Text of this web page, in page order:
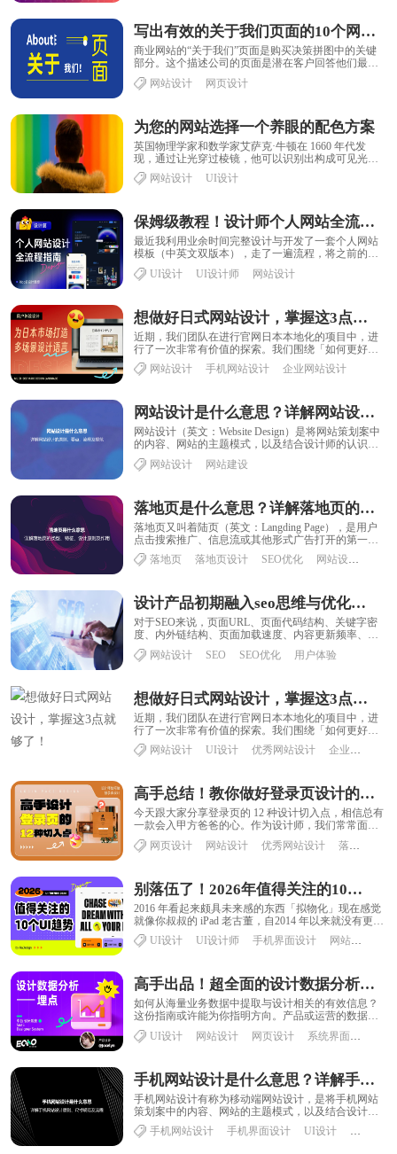
写出有效的关于我们页面的10个网站设计技巧
商业网站的“关于我们”页面是购买决策拼图中的关键
部分。这个描述公司的页面是潜在客户回答他们最后
几个问题的地方。这些问题将包括：我可以信任这
家......网站设计 网页设计
为您的网站选择一个养眼的配色方案
英国物理学家和数学家艾萨克·牛顿在 1660 年代发
现，通过让光穿过棱镜，他可以识别出构成可见光谱
的 7 种颜色：红色、橙色、黄色、绿色、蓝......
网站设计 UI设计
保姆级教程！设计师个人网站全流程指南：设计篇
最近我利用业余时间完整设计与开发了一套个人网站
模板（中英文双版本），走了一遍流程，将之前的想
法落地为可复用的开源方案，那么遵循尽善尽美的原
则......UI设计 UI设计师 网站设计
想做好日式网站设计，掌握这3点就够了！
近期，我们团队在进行官网日本本地化的项目中，进
行了一次非常有价值的探索。我们围绕「如何更好地
触达日本用户」这一目标，并行探索了两种不同的设
计......网站设计 手机网站设计 企业网站设计
网站设计是什么意思？详解网站设计的原则、要点、流程及规范
网站设计（英文：Website Design）是将网站策划案中
的内容、网站的主题模式，以及结合设计师的认识通
过艺术的手法表现出来，要能充分吸......
网站设计 网站建设
落地页是什么意思？详解落地页的特征、作用以及设计原则
落地页又叫着陆页（英文：Langding Page），是用户
点击搜索推广、信息流或其他形式广告打开的第一个
页面，这个页面会显示所点击广告相关......
落地页 落地页设计 SEO优化 网站设计
设计产品初期融入seo思维与优化手法利于后期用户体验高度
对于SEO来说，页面URL、页面代码结构、关键字密
度、内外链结构、页面加载速度、内容更新频率、内
容质量等诸多因素都会影响页面的SEO效果。...
网站设计 SEO SEO优化 用户体验
想做好日式网站设计，掌握这3点就够了！
近期，我们团队在进行官网日本本地化的项目中，进
行了一次非常有价值的探索。我们围绕「如何更好地
触达日本用户」这一目标，并行探索了两种不同的设
计......网站设计 UI设计 优秀网站设计 企业网站设计
高手总结！教你做好登录页设计的12种切入点
今天跟大家分享登录页的 12 种设计切入点，相信总有
一款会入甲方爸爸的心。作为设计师，我们常常面临
一个窘境：要面对各式各样客户审美的挑剔，有......
网页设计 网站设计 优秀网站设计 落地页设计
别落伍了！2026年值得关注的10个UI设计趋势
2016 年看起来颇具未来感的东西「拟物化」现在感觉
就像你叔叔的 iPad 老古董，自2014 年以来就没有更新
过一样。今天看起来时髦的东西......
UI设计 UI设计师 手机界面设计 网站设计
高手出品！超全面的设计数据分析指南：埋点篇
如何从海量业务数据中提取与设计相关的有效信息？
这份指南或许能为你指明方向。产品或运营的数据报
表多是从本职业能影响的范畴出发，去分析产品策
略、......
UI设计 网站设计 网页设计 系统界面设计
手机网站设计是什么意思？详解手机网站设计原则、尺寸规范及流程
手机网站设计有称为移动端网站设计，是将手机网站
策划案中的内容、网站的主题模式，以及结合设计师
的认识通过艺术的手法表现出来，要能充分吸引访问
者......手机网站设计 手机界面设计 UI设计 网站设计